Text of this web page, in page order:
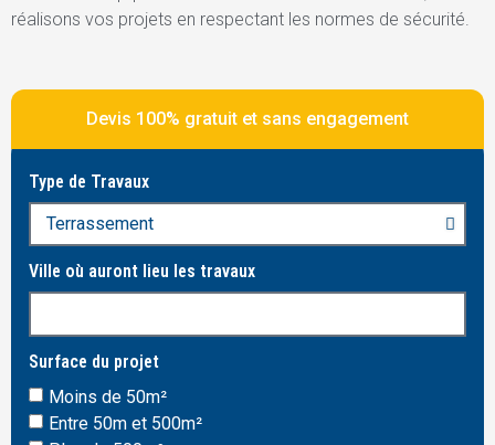
réalisons vos projets en respectant les normes de sécurité.
Devis 100% gratuit et sans engagement
Type de Travaux
Ville où auront lieu les travaux
Surface du projet
Moins de 50m²
Entre 50m et 500m²